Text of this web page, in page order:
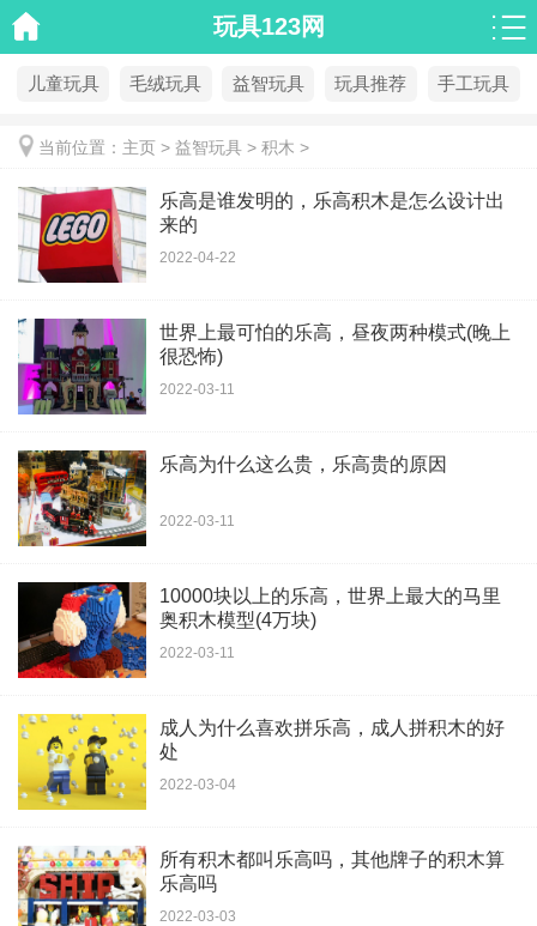
玩具123网
儿童玩具 毛绒玩具 益智玩具 玩具推荐 手工玩具
当前位置： 主页 > 益智玩具 > 积木 >
乐高是谁发明的，乐高积木是怎么设计出
来的
2022-04-22
世界上最可怕的乐高，昼夜两种模式(晚上
很恐怖)
2022-03-11
乐高为什么这么贵，乐高贵的原因
2022-03-11
10000块以上的乐高，世界上最大的马里
奥积木模型(4万块)
2022-03-11
成人为什么喜欢拼乐高，成人拼积木的好
处
2022-03-04
所有积木都叫乐高吗，其他牌子的积木算
乐高吗
2022-03-03